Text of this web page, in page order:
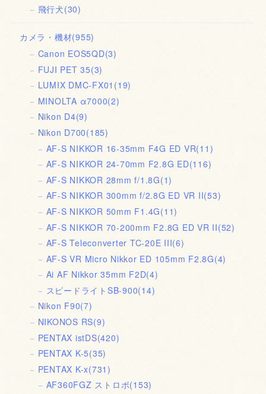
飛行犬(30)
カメラ・機材(955)
Canon EOS5QD(3)
FUJI PET 35(3)
LUMIX DMC-FX01 (19)
MINOLTA α7000(2)
Nikon D4(9)
Nikon D700(185)
AF-S NIKKOR 16-35mm F4G ED VR(11)
AF-S NIKKOR 24-70mm F2.8G ED(116)
AF-S NIKKOR 28mm f/1.8G(1)
AF-S NIKKOR 300mm f/2.8G ED VR II(53)
AF-S NIKKOR 50mm F1.4G(11)
AF-S NIKKOR 70-200mm F2.8G ED VR II(52)
AF-S Teleconverter TC-20E III(6)
AF-S VR Micro Nikkor ED 105mm F2.8G(4)
Ai AF Nikkor 35mm F2D(4)
スピードライトSB-900(14)
Nikon F90(7)
NIKONOS RS(9)
PENTAX istDS(420)
PENTAX K-5(35)
PENTAX K-x(731)
AF360FGZ ストロボ(153)